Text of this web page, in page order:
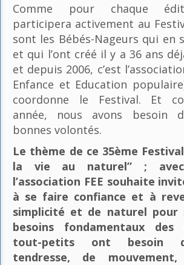
Comme pour chaque
participera activement au
sont les Bébés-Nageurs qui en
et qui l’ont créé il y a 36 ans
et depuis 2006, c’est
Enfance et Education
coordonne le Festival. Et
année, nous avons besoin
bonnes volontés.
Le thème de ce 35ème
la vie au naturel” ;
l’association FEE souhaite
à se faire confiance et à
simplicité et de naturel pour
besoins fondamentaux des
tout-petits ont besoin
tendresse, de